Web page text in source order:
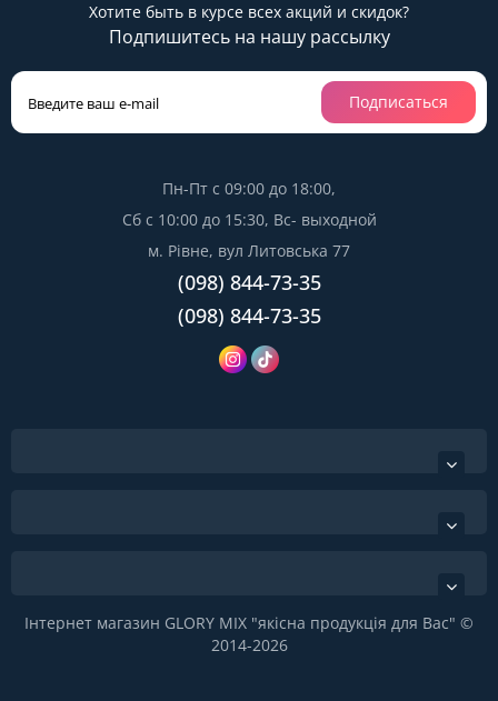
Хотите быть в курсе всех акций и скидок?
Подпишитесь на нашу рассылку
Подписаться
Пн-Пт с 09:00 до 18:00,
Сб с 10:00 до 15:30, Вс- выходной
м. Рівне, вул Литовська 77
(098) 844-73-35
(098) 844-73-35
Інтернет магазин GLORY MIX "якісна продукція для Вас" ©
2014-2026